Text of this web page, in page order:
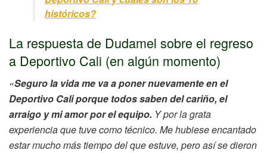
históricos?
La respuesta de Dudamel sobre el regreso
a Deportivo Cali (en algún momento)
«Seguro la vida me va a poner nuevamente en el
Deportivo Cali porque todos saben del cariño, el
arraigo y mi amor por el equipo. Y por la grata
experiencia que tuve como técnico. Me hubiese encantado
estar mucho más tiempo del que estuve, pero así se dieron